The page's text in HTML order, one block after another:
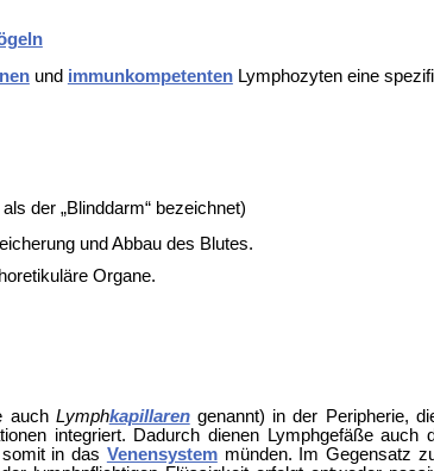
und immunkompetentenLymphozyten eine
der „Blinddarm“ bezeichnet)
und Abbau des Blutes.
Organe.
auch Lymphkapillarengenannt) in der Peripherie,
integriert. Dadurch dienen Lymphgefäße auch
in das Venensystemmünden. Im Gegensatz